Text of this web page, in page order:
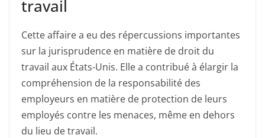
travail
Cette affaire a eu des répercussions importantes
sur la jurisprudence en matière de droit du
travail aux États-Unis. Elle a contribué à élargir la
compréhension de la responsabilité des
employeurs en matière de protection de leurs
employés contre les menaces, même en dehors
du lieu de travail.